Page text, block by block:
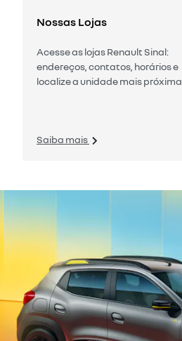
Nossas Lojas
Acesse as lojas Renault Sinal:
endereços, contatos, horários e
localize a unidade mais próxima.
Saiba mais